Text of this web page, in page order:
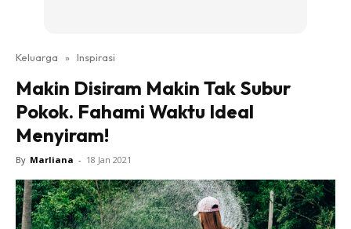
Keluarga » Inspirasi
Makin Disiram Makin Tak Subur
Pokok. Fahami Waktu Ideal
Menyiram!
By Marliana - 18 Jan 2021